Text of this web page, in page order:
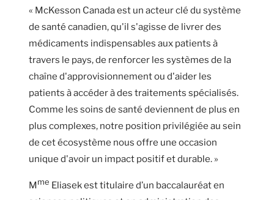
« McKesson Canada est un acteur clé du système
de santé canadien, qu'il s'agisse de livrer des
médicaments indispensables aux patients à
travers le pays, de renforcer les systèmes de la
chaîne d'approvisionnement ou d'aider les
patients à accéder à des traitements spécialisés.
Comme les soins de santé deviennent de plus en
plus complexes, notre position privilégiée au sein
de cet écosystème nous offre une occasion
unique d'avoir un impact positif et durable. »
Mme Eliasek est titulaire d’un baccalauréat en